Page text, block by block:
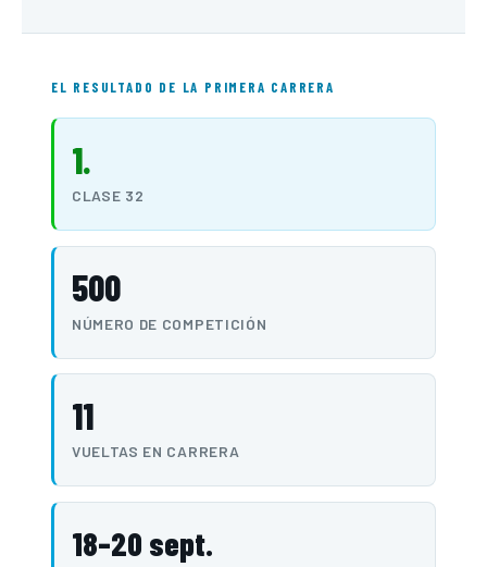
EL RESULTADO DE LA PRIMERA CARRERA
1.
CLASE 32
500
NÚMERO DE COMPETICIÓN
11
VUELTAS EN CARRERA
18–20 sept.